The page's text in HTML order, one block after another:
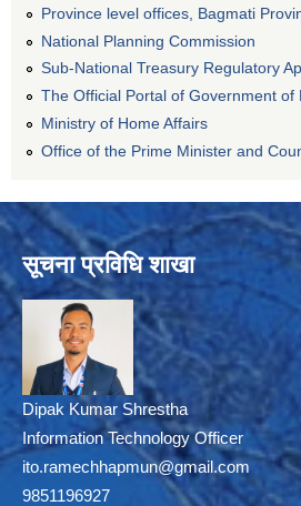
Province level offices, Bagmati
National Planning Commission
Sub-National Treasury Regulatory
The Official Portal of Government of
Ministry of Home Affairs
Office of the Prime Minister and
सूचना प्रविधि शाखा
Dipak Kumar Shrestha
Information Technology Officer
ito.ramechhapmun@gmail.com
9851196927